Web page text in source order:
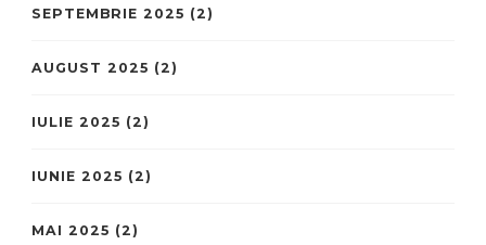
SEPTEMBRIE 2025 (2)
AUGUST 2025 (2)
IULIE 2025 (2)
IUNIE 2025 (2)
MAI 2025 (2)